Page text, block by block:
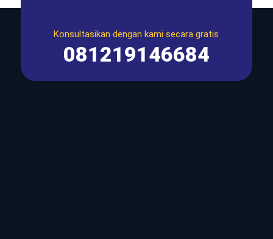
Konsultasikan dengan kami secara gratis
081219146684